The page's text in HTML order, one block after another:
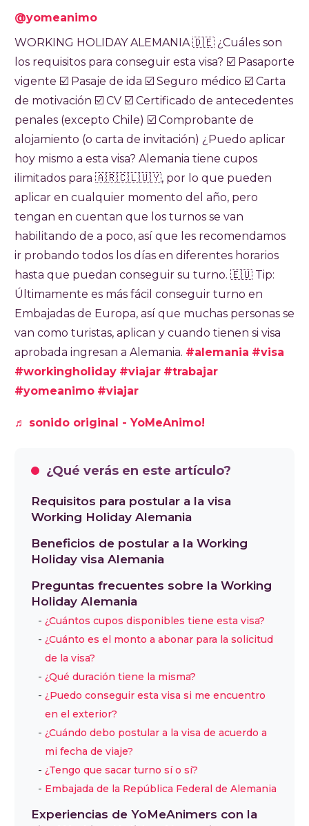
de motivación, CV en alemán y pasaje de ida y
vuelta o EUR 1200 extras.
Los beneficios principales de esta visa
incluyen la posibilidad de trabajar hasta 6
de alemán y formarse profesionalmente por
hasta 6 meses. Esta visa no tiene límite de
cupos y tiene un costo de EUR 75.
@yomeanimo
WORKING HOLIDAY ALEMANIA 🇩🇪​ ¿Cuáles son
los requisitos para conseguir esta visa? ☑️​ Pasaporte
vigente ☑️​ Pasaje de ida ☑️​ Seguro médico ☑️​ Carta
de motivación ☑️​ CV ☑️​ Certificado de antecedentes
penales (excepto Chile) ☑️​ Comprobante de
alojamiento (o carta de invitación) ¿Puedo aplicar
hoy mismo a esta visa? Alemania tiene cupos
ilimitados para 🇦🇷​🇨🇱​🇺🇾​, por lo que pueden
aplicar en cualquier momento del año, pero
tengan en cuentan que los turnos se van
habilitando de a poco, así que les recomendamos
ir probando todos los días en diferentes horarios
hasta que puedan conseguir su turno. ​🇪🇺​ Tip:
Últimamente es más fácil conseguir turno en
Embajadas de Europa, así que muchas personas se
van como turistas, aplican y cuando tienen si visa
aprobada ingresan a Alemania. #alemania #visa
#workingholiday #viajar #trabajar
#yomeanimo #viajar
♬ sonido original - YoMeAnimo!
¿Qué verás en este artículo?
Requisitos para postular a la visa
Working Holiday Alemania
Beneficios de postular a la Working
Holiday visa Alemania
Preguntas frecuentes sobre la Working
Holiday Alemania
¿Cuántos cupos disponibles tiene esta visa?
¿Cuánto es el monto a abonar para la solicitud
de la visa?
¿Qué duración tiene la misma?
¿Puedo conseguir esta visa si me encuentro
en el exterior?
¿Cuándo debo postular a la visa de acuerdo a
mi fecha de viaje?
¿Tengo que sacar turno sí o sí?
Embajada de la República Federal de Alemania
Experiencias de YoMeAnimers con la